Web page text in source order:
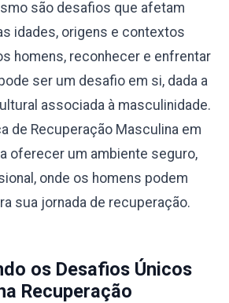
são desafios que afetam
idades, origens e contextos
homens, reconhecer e enfrentar
ser um desafio em si, dada a
associada à masculinidade.
de Recuperação Masculina em
oferecer um ambiente seguro,
onde os homens podem
sua jornada de recuperação.
os Desafios Únicos
Recuperação